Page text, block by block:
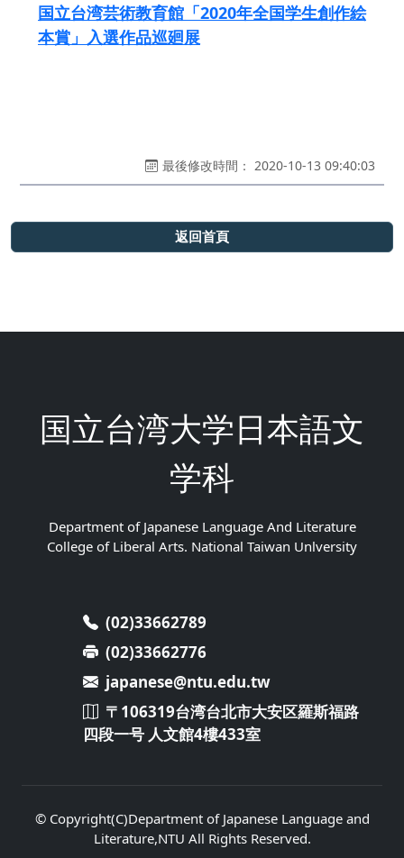
国立台湾芸術教育館「2020年全国学生創作絵
本賞」入選作品巡廻展
最後修改時間： 2020-10-13 09:40:03
返回首頁
国立台湾大学日本語文
学科
Department of Japanese Language And Literature
College of Liberal Arts. National Taiwan Unlversity
(02)33662789
(02)33662776
japanese@ntu.edu.tw
〒106319台湾台北市大安区羅斯福路
四段一号 人文館4樓433室
© Copyright(C)Department of Japanese Language and
Literature,NTU All Rights Reserved.